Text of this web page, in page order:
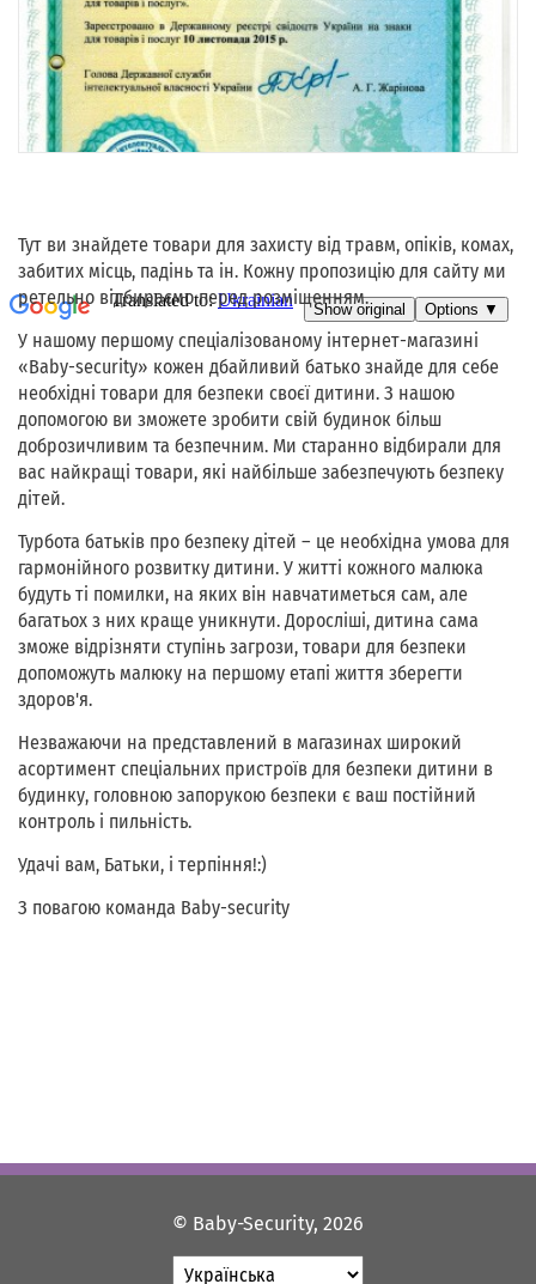
Тут ви знайдете товари для захисту від травм, опіків, комах,
забитих місць, падінь та ін. Кожну пропозицію для сайту ми
ретельно відбираємо перед розміщенням.
У нашому першому спеціалізованому інтернет-магазині
«Baby-security» кожен дбайливий батько знайде для себе
необхідні товари для безпеки своєї дитини. З нашою
допомогою ви зможете зробити свій будинок більш
доброзичливим та безпечним. Ми старанно відбирали для
вас найкращі товари, які найбільше забезпечують безпеку
дітей.
Турбота батьків про безпеку дітей – це необхідна умова для
гармонійного розвитку дитини. У житті кожного малюка
будуть ті помилки, на яких він навчатиметься сам, але
багатьох з них краще уникнути. Доросліші, дитина сама
зможе відрізняти ступінь загрози, товари для безпеки
допоможуть малюку на першому етапі життя зберегти
здоров'я.
Незважаючи на представлений в магазинах широкий
асортимент спеціальних пристроїв для безпеки дитини в
будинку, головною запорукою безпеки є ваш постійний
контроль і пильність.
Удачі вам, Батьки, і терпіння!:)
З повагою команда Baby-security
© Baby-Security, 2026